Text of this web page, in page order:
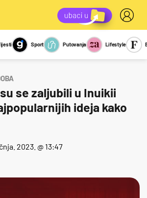
Miks Kviz
Report
Sport Putovanja Lifestyle
se zaljubili u Inuikii
ideja kako
2023. @ 13:47